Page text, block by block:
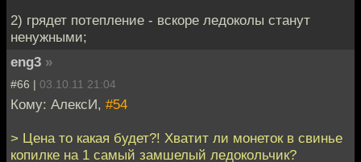
2) грядет потепление - вскоре ледоколы станут
ненужными;
eng3 »
#66 | 03.10.11 21:04
Кому: АлексИ, #54
> Цена то какая будет?! Хватит ли монеток в свинье
копилке на 1 самый замшелый ледокольчик?